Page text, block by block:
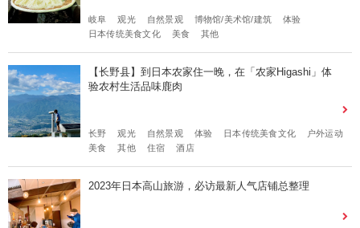
岐阜 观光 自然景观 博物馆/美术馆/建筑
体验
日本传统美食文化
美食 其他
【长野县】到日本农家住一晚，在「农家Higashi」体
验农村生活品味鹿肉
长野 观光 自然景观 体验 日本传统美食文化
户外运动
美食
其他 住宿 酒店
2023年日本高山旅游，必访最新人气店铺总整理